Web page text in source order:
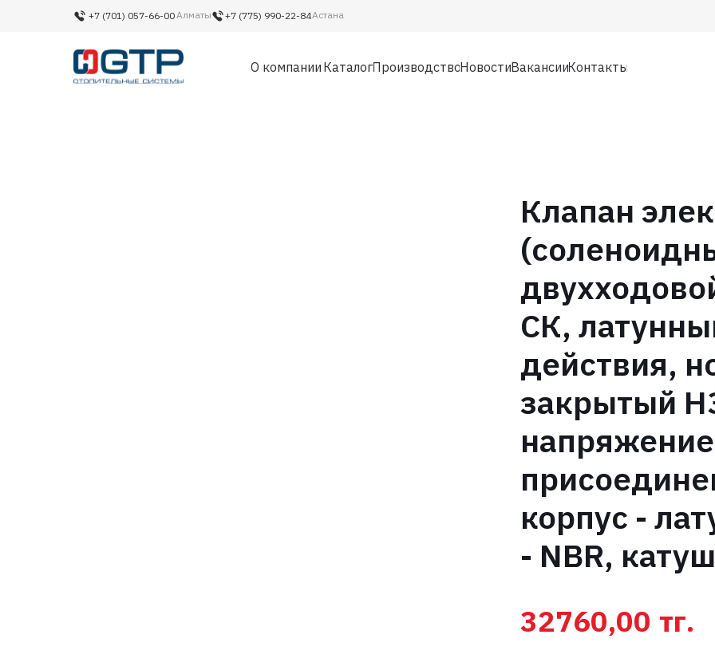
+7 (701) 057-66-00‬Алматы +7 (775) 990-22-84‬Астана
О компании КаталогПроизводствоНовостиВакансииКонтакты
Клапан
СК,
действия,
закрытый
корпус -
- NBR,
32760,00 тг.